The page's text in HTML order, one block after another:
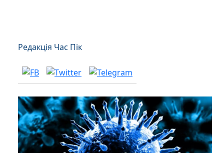
Редакція Час Пік